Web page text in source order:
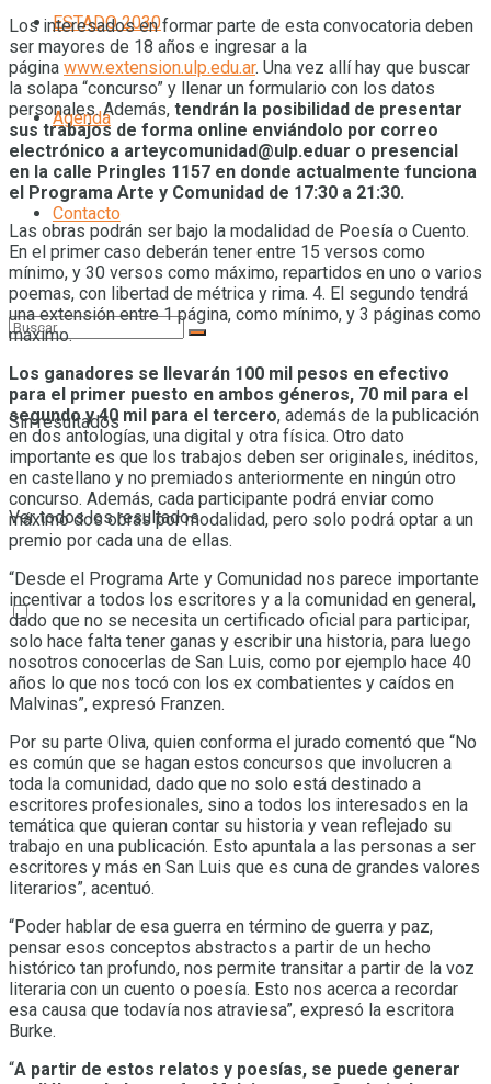
ESTADO 2030
Agenda
Contacto
Sin resultados
Ver todos los resultados
Los interesados en formar parte de esta convocatoria deben
ser mayores de 18 años e ingresar a la
página www.extension.ulp.edu.ar. Una vez allí hay que buscar
la solapa “concurso” y llenar un formulario con los datos
personales. Además, tendrán la posibilidad de presentar
sus trabajos de forma online enviándolo por correo
electrónico a arteycomunidad@ulp.eduar o presencial
en la calle Pringles 1157 en donde actualmente funciona
el Programa Arte y Comunidad de 17:30 a 21:30.
Las obras podrán ser bajo la modalidad de Poesía o Cuento.
En el primer caso deberán tener entre 15 versos como
mínimo, y 30 versos como máximo, repartidos en uno o varios
poemas, con libertad de métrica y rima. 4. El segundo tendrá
una extensión entre 1 página, como mínimo, y 3 páginas como
máximo.
Los ganadores se llevarán 100 mil pesos en efectivo
para el primer puesto en ambos géneros, 70 mil para el
segundo y 40 mil para el tercero, además de la publicación
en dos antologías, una digital y otra física. Otro dato
importante es que los trabajos deben ser originales, inéditos,
en castellano y no premiados anteriormente en ningún otro
concurso. Además, cada participante podrá enviar como
máximo dos obras por modalidad, pero solo podrá optar a un
premio por cada una de ellas.
“Desde el Programa Arte y Comunidad nos parece importante
incentivar a todos los escritores y a la comunidad en general,
dado que no se necesita un certificado oficial para participar,
solo hace falta tener ganas y escribir una historia, para luego
nosotros conocerlas de San Luis, como por ejemplo hace 40
años lo que nos tocó con los ex combatientes y caídos en
Malvinas”, expresó Franzen.
Por su parte Oliva, quien conforma el jurado comentó que “No
es común que se hagan estos concursos que involucren a
toda la comunidad, dado que no solo está destinado a
escritores profesionales, sino a todos los interesados en la
temática que quieran contar su historia y vean reflejado su
trabajo en una publicación. Esto apuntala a las personas a ser
escritores y más en San Luis que es cuna de grandes valores
literarios”, acentuó.
“Poder hablar de esa guerra en término de guerra y paz,
pensar esos conceptos abstractos a partir de un hecho
histórico tan profundo, nos permite transitar a partir de la voz
literaria con un cuento o poesía. Esto nos acerca a recordar
esa causa que todavía nos atraviesa”, expresó la escritora
Burke.
“A partir de estos relatos y poesías, se puede generar